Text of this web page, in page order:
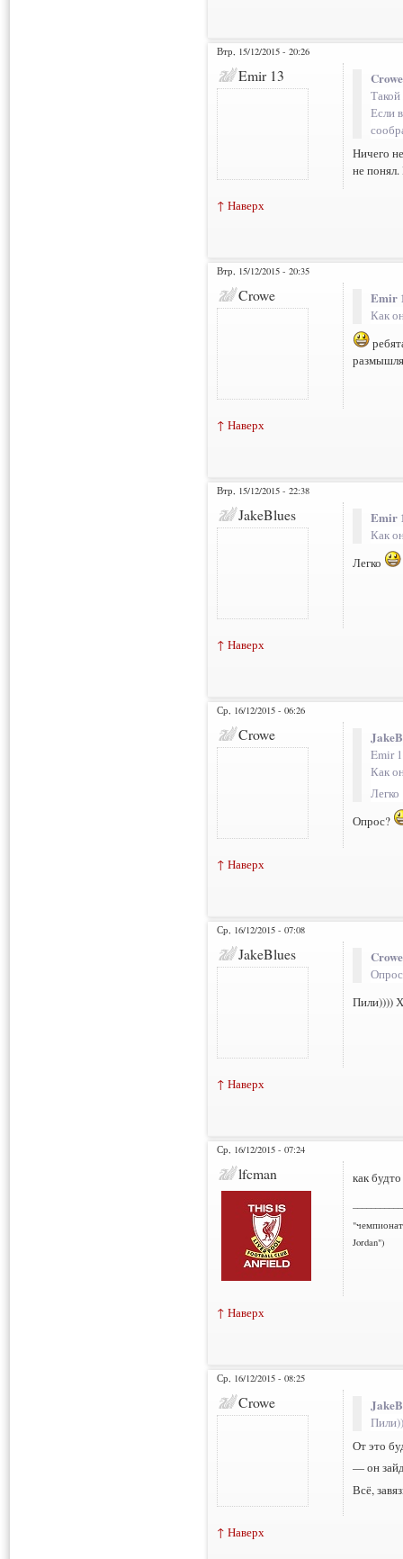
Втр, 15/12/2015 - 20:26
Emir 13
Если
Ничего
не понял.
↑ Наверх
Втр, 15/12/2015 - 20:35
Crowe Emir
Как
↑ Наверх
Втр, 15/12/2015 - 22:38
JakeBlues Emir
Как
Легко
↑ Наверх
Ср, 16/12/2015 - 06:26
Crowe
Emir
Как
Легко
Опрос?
↑ Наверх
Ср, 16/12/2015 - 07:08
JakeBlues
Пили))))
↑ Наверх
Ср, 16/12/2015 - 07:24
lfcman как
Jordan")
↑ Наверх
Ср, 16/12/2015 - 08:25
Crowe
От это
— он
Всё,
↑ Наверх